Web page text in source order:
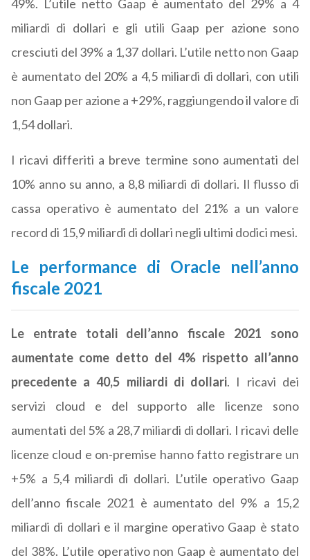
49%. L’utile netto Gaap è aumentato del 29% a 4
miliardi di dollari e gli utili Gaap per azione sono
cresciuti del 39% a 1,37 dollari. L’utile netto non Gaap
è aumentato del 20% a 4,5 miliardi di dollari, con utili
non Gaap per azione a +29%, raggiungendo il valore di
1,54 dollari.
I ricavi differiti a breve termine sono aumentati del
10% anno su anno, a 8,8 miliardi di dollari. Il flusso di
cassa operativo è aumentato del 21% a un valore
record di 15,9 miliardi di dollari negli ultimi dodici mesi.
Le performance di Oracle nell’anno
fiscale 2021
Le entrate totali dell’anno fiscale 2021 sono
aumentate come detto del 4% rispetto all’anno
precedente a 40,5 miliardi di dollari. I ricavi dei
servizi cloud e del supporto alle licenze sono
aumentati del 5% a 28,7 miliardi di dollari. I ricavi delle
licenze cloud e on-premise hanno fatto registrare un
+5% a 5,4 miliardi di dollari. L’utile operativo Gaap
dell’anno fiscale 2021 è aumentato del 9% a 15,2
miliardi di dollari e il margine operativo Gaap è stato
del 38%. L’utile operativo non Gaap è aumentato del